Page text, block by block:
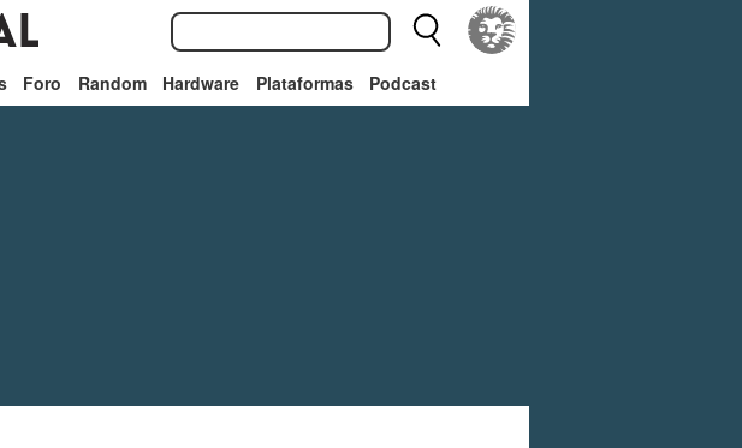
Foro Random Hardware Plataformas Podcast